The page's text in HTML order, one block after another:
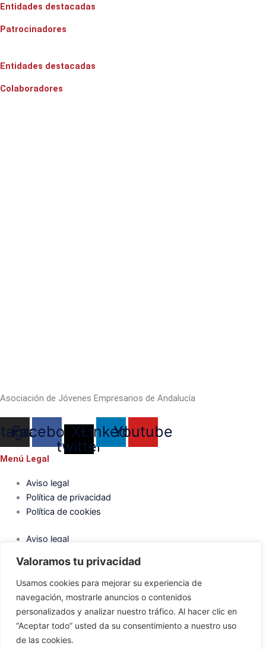
Valoramos tu privacidad
Usamos cookies para mejorar su experiencia de
navegación, mostrarle anuncios o contenidos
personalizados y analizar nuestro tráfico. Al hacer clic en
“Aceptar todo” usted da su consentimiento a nuestro uso
de las cookies.
Entidades destacadas
Patrocinadores
Entidades destacadas
Colaboradores
Asociación de Jóvenes Empresarios de Andalucía
Facebook
X-
twitter
LinkedinYoutube
Menú Legal
Aviso legal
Política de privacidad
Política de cookies
Aviso legal
Política de cookies
Hub Innovación Cultural (HUBIC), C. Aguas Bravas S/N, Genil,
18008 Granada
654 663 592